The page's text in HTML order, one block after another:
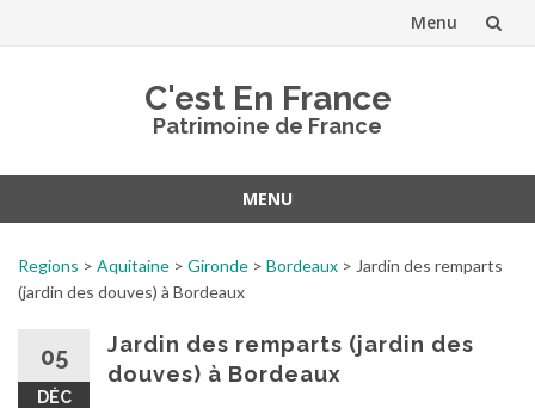
Menu
C'est En France
Patrimoine de France
MENU
contenu
Regions > Aquitaine > Gironde > Bordeaux > Jardin des remparts
(jardin des douves) à Bordeaux
05
DÉC
Jardin des remparts (jardin des
douves) à Bordeaux